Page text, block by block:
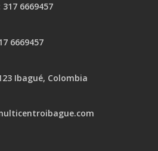
6669457
6669457
Ibagué, Colombia